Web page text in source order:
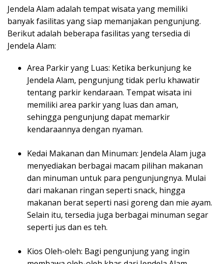
Jendela Alam adalah tempat wisata yang memiliki
banyak fasilitas yang siap memanjakan pengunjung.
Berikut adalah beberapa fasilitas yang tersedia di
Jendela Alam:
Area Parkir yang Luas: Ketika berkunjung ke
Jendela Alam, pengunjung tidak perlu khawatir
tentang parkir kendaraan. Tempat wisata ini
memiliki area parkir yang luas dan aman,
sehingga pengunjung dapat memarkir
kendaraannya dengan nyaman.
Kedai Makanan dan Minuman: Jendela Alam juga
menyediakan berbagai macam pilihan makanan
dan minuman untuk para pengunjungnya. Mulai
dari makanan ringan seperti snack, hingga
makanan berat seperti nasi goreng dan mie ayam.
Selain itu, tersedia juga berbagai minuman segar
seperti jus dan es teh.
Kios Oleh-oleh: Bagi pengunjung yang ingin